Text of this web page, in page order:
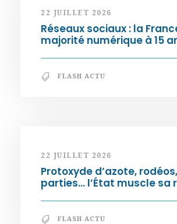
22 JUILLET 2026
Réseaux sociaux : la
majorité numérique à 15
FLASH ACTU
22 JUILLET 2026
Protoxyde d’azote,
parties… l’État muscle sa
FLASH ACTU